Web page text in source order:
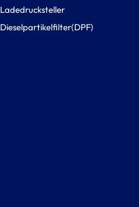
Ladedrucksteller
Dieselpartikelfilter(DPF)